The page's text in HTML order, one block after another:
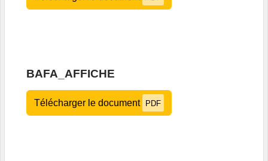
BAFA_AFFICHE
Télécharger le document PDF